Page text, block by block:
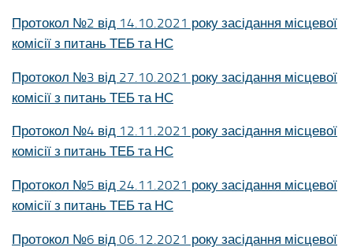
Протокол №2 від 14.10.2021 року засідання місцевої
комісії з питань ТЕБ та НС
Протокол №3 від 27.10.2021 року засідання місцевої
комісії з питань ТЕБ та НС
Протокол №4 від 12.11.2021 року засідання місцевої
комісії з питань ТЕБ та НС
Протокол №5 від 24.11.2021 року засідання місцевої
комісії з питань ТЕБ та НС
Протокол №6 від 06.12.2021 року засідання місцевої